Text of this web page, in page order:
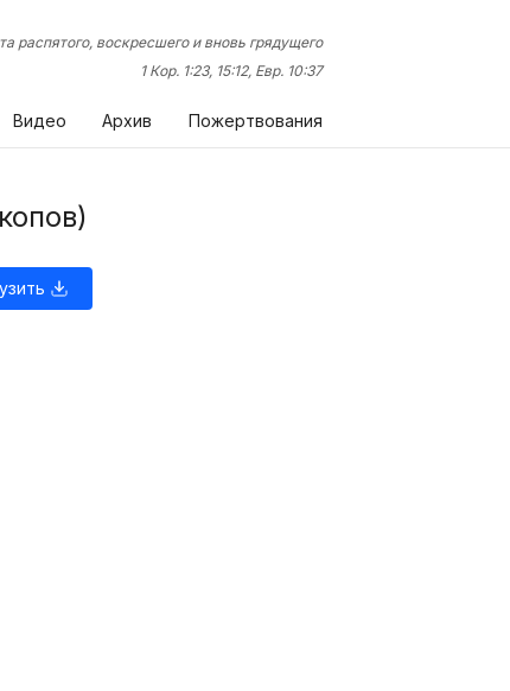
распятого, воскресшего и вновь грядущего
1 Кор. 1:23, 15:12, Евр. 10:37
Видео Архив Пожертвования